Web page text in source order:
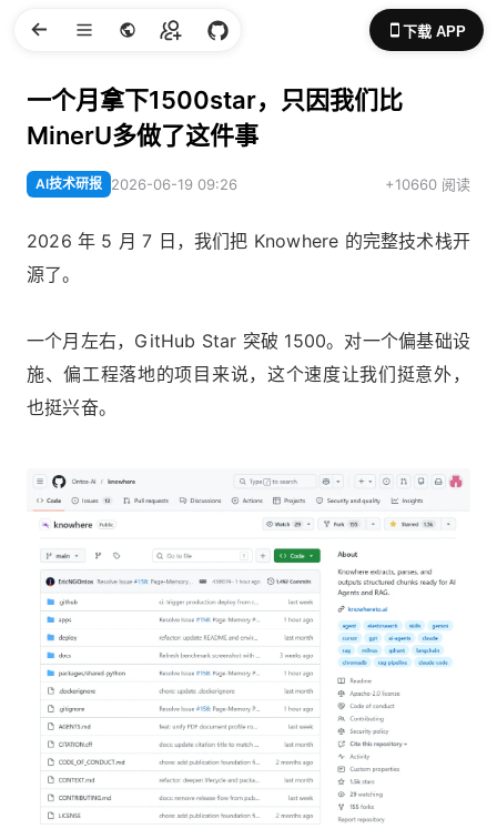
下载 APP
一个月拿下1500star，只因我们比
MinerU多做了这件事
AI技术研报 2026-06-19 09:26 +10660 阅读
2026 年 5 月 7 日，我们把 Knowhere 的完整技术栈开
源了。
一个月左右，GitHub Star 突破 1500。对一个偏基础设
施、偏工程落地的项目来说，这个速度让我们挺意外，
也挺兴奋。